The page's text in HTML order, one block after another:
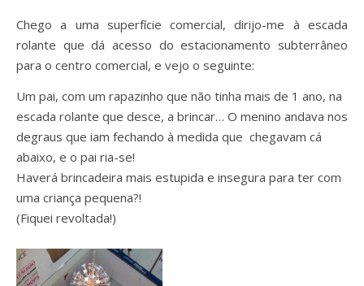
Chego a uma superfície comercial, dirijo-me à escada
rolante que dá acesso do estacionamento subterrâneo
para o centro comercial, e vejo o seguinte:
Um pai, com um rapazinho que não tinha mais de 1 ano, na
escada rolante que desce, a brincar… O menino andava nos
degraus que iam fechando à medida que chegavam cá
abaixo, e o pai ria-se!
Haverá brincadeira mais estupida e insegura para ter com
uma criança pequena?!
(Fiquei revoltada!)